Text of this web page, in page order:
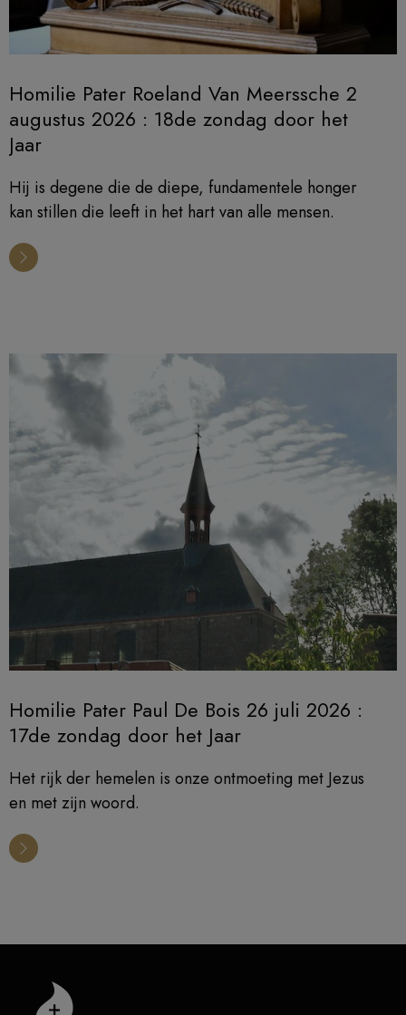
Homilie Pater Roeland Van Meerssche 2
augustus 2026 : 18de zondag door het
Jaar
Hij is degene die de diepe, fundamentele honger
kan stillen die leeft in het hart van alle mensen.
Homilie Pater Paul De Bois 26 juli 2026 :
17de zondag door het Jaar
Het rijk der hemelen is onze ontmoeting met Jezus
en met zijn woord.